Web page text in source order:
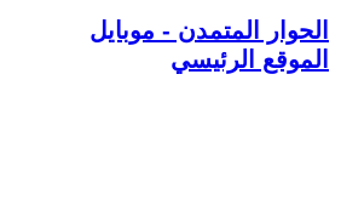
الحوار المتمدن - موبايل
الموقع الرئيسي